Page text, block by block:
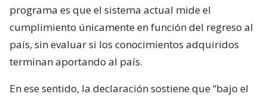
programa es que el sistema actual mide el
cumplimiento únicamente en función del regreso al
país, sin evaluar si los conocimientos adquiridos
terminan aportando al país.
En ese sentido, la declaración sostiene que “bajo el